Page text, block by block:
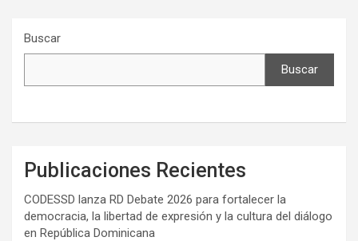
Buscar
Buscar
Publicaciones Recientes
CODESSD lanza RD Debate 2026 para fortalecer la
democracia, la libertad de expresión y la cultura del diálogo
en República Dominicana